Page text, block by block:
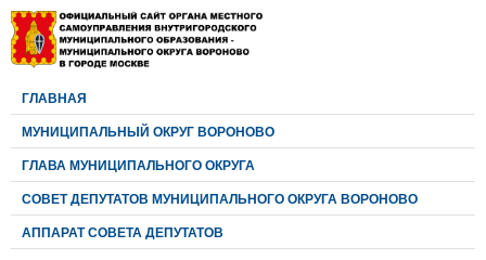
ГЛАВНАЯ
МУНИЦИПАЛЬНЫЙ ОКРУГ ВОРОНОВО
ГЛАВА МУНИЦИПАЛЬНОГО ОКРУГА
CОВЕТ ДЕПУТАТОВ МУНИЦИПАЛЬНОГО ОКРУГА ВОРОНОВО
АППАРАТ СОВЕТА ДЕПУТАТОВ